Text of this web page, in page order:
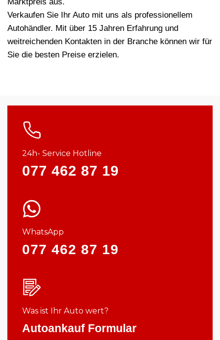
Verkaufen Sie Ihr Auto mit uns als professionellem
Autohändler. Mit über 15 Jahren Erfahrung und
weitreichenden Kontakten in der Branche können wir für
Sie die besten Preise erzielen.
24h- Service Hotline
077 462 87 19
WhatsApp
077 462 87 19
Was ist Ihr Auto wert?
Autoankauf Formular